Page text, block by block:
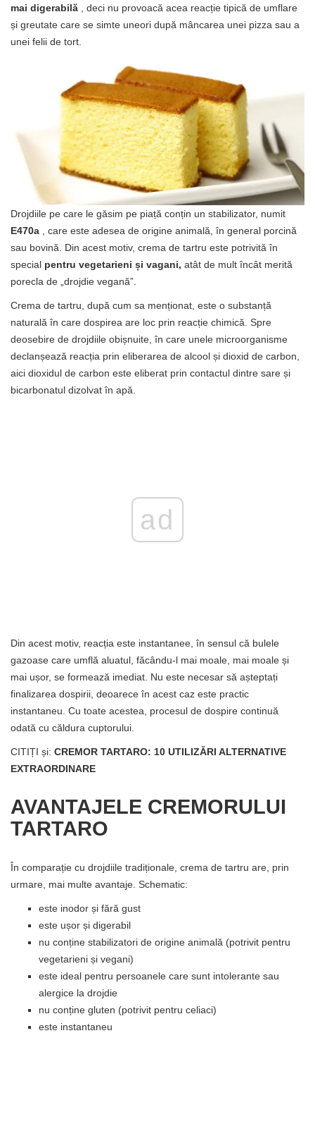
mai digerabilă , deci nu provoacă acea reacție tipică de umflare
și greutate care se simte uneori după mâncarea unei pizza sau a
unei felii de tort.
Drojdiile pe care le găsim pe piață conțin un stabilizator, numit
E470a , care este adesea de origine animală, în general porcină
sau bovină. Din acest motiv, crema de tartru este potrivită în
special pentru vegetarieni și vagani, atât de mult încât merită
porecla de „drojdie vegană”.
Crema de tartru, după cum sa menționat, este o substanță
naturală în care dospirea are loc prin reacție chimică. Spre
deosebire de drojdiile obișnuite, în care unele microorganisme
declanșează reacția prin eliberarea de alcool și dioxid de carbon,
aici dioxidul de carbon este eliberat prin contactul dintre sare și
bicarbonatul dizolvat în apă.
ad
Din acest motiv, reacția este instantanee, în sensul că bulele
gazoase care umflă aluatul, făcându-l mai moale, mai moale și
mai ușor, se formează imediat. Nu este necesar să așteptați
finalizarea dospirii, deoarece în acest caz este practic
instantaneu. Cu toate acestea, procesul de dospire continuă
odată cu căldura cuptorului.
CITIȚI și: CREMOR TARTARO: 10 UTILIZĂRI ALTERNATIVE
EXTRAORDINARE
AVANTAJELE CREMORULUI
TARTARO
În comparație cu drojdiile tradiționale, crema de tartru are, prin
urmare, mai multe avantaje. Schematic:
este inodor și fără gust
este ușor și digerabil
nu conține stabilizatori de origine animală (potrivit pentru
vegetarieni și vegani)
este ideal pentru persoanele care sunt intolerante sau
alergice la drojdie
nu conține gluten (potrivit pentru celiaci)
este instantaneu